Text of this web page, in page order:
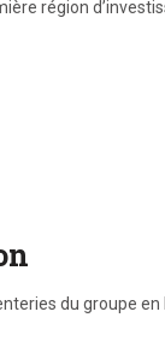
région
du groupe en